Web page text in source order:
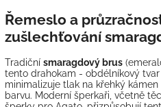
Řemeslo a
zušlechťování
Tradiční smaragdový brus
tento drahokam - obdélníkový
minimalizuje tlak na křehký
barvu. Moderní šperkaři, včetně